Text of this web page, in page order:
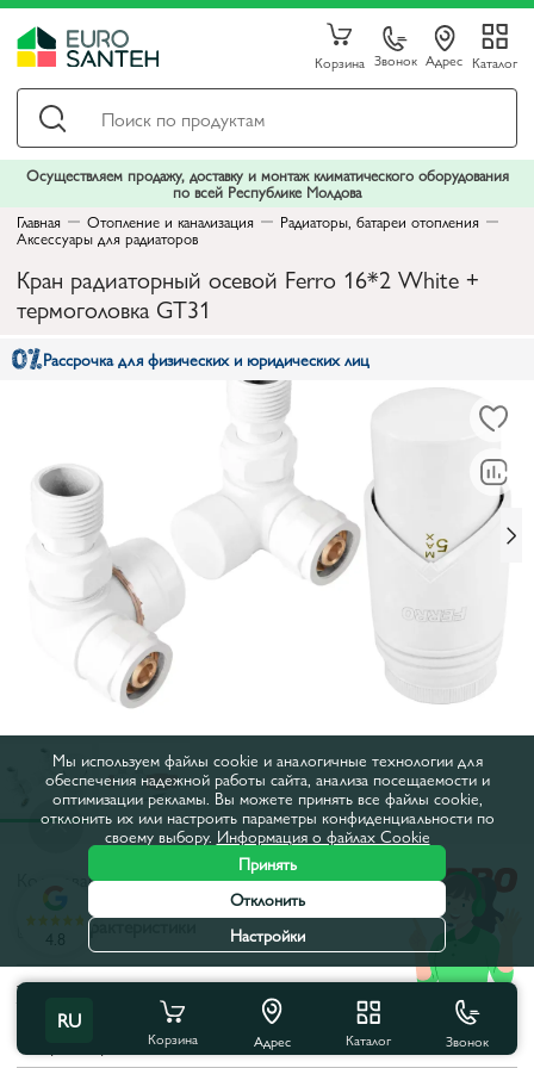
Корзина Звонок Адрес Каталог
Осуществляем продажу, доставку и монтаж климатического оборудования
по всей Республике Молдова
Главная
Отопление и канализация Радиаторы, батареи отопления
Аксессуары для радиаторов
Кран радиаторный осевой Ferro 16*2 White +
термоголовка GT31
Рассрочка для физических и юридических лиц
Код товара:1069
Все характеристики
Характеристики продукта
Польша
RU
Корзина Адрес Каталог Звонок
4.8
Мы используем файлы cookie и аналогичные технологии для
обеспечения надежной работы сайта, анализа посещаемости и
оптимизации рекламы. Вы можете принять все файлы cookie,
отклонить их или настроить параметры конфиденциальности по
своему выбору. Информация о файлах Cookie
Принять
Отклонить
Настройки